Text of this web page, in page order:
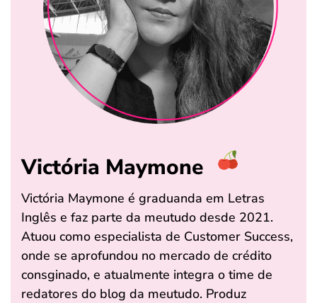
Victória Maymone
Victória Maymone é graduanda em Letras
Inglês e faz parte da meutudo desde 2021.
Atuou como especialista de Customer Success,
onde se aprofundou no mercado de crédito
consginado, e atualmente integra o time de
redatores do blog da meutudo. Produz